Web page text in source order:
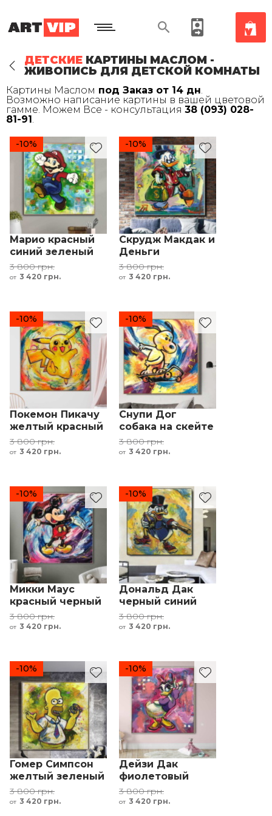
ДЕТСКИЕ КАРТИНЫ МАСЛОМ -
ЖИВОПИСЬ ДЛЯ ДЕТСКОЙ КОМНАТЫ
Картины Маслом под Заказ от 14 дн.
Возможно написание картины в вашей цветовой
гамме. Можем Все - консультация 38 (093) 028-
81-91.
-10%
Марио красный
синий зеленый
3 800 грн.
от 3 420 грн.
-10%
Скрудж Макдак и
Деньги
Персонаж
Мультфильмы
3 800 грн.
от 3 420 грн.
-10%
Покемон Пикачу
желтый красный
черный
3 800 грн.
от 3 420 грн.
-10%
Снупи Дог
собака на скейте
желтый
3 800 грн.
от 3 420 грн.
-10%
Микки Маус
красный черный
желтый
3 800 грн.
от 3 420 грн.
-10%
Дональд Дак
черный синий
желтый
3 800 грн.
от 3 420 грн.
-10%
Гомер Симпсон
желтый зеленый
коричневый
3 800 грн.
от 3 420 грн.
-10%
Дейзи Дак
фиолетовый
розовый желтый
3 800 грн.
от 3 420 грн.